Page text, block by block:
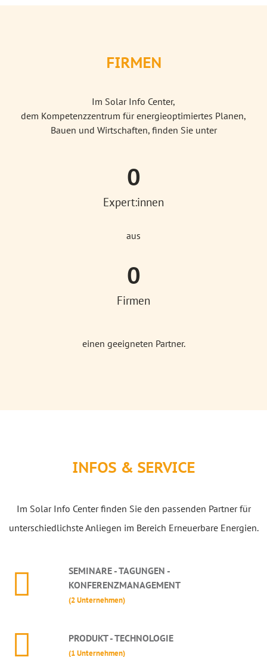
FIRMEN
Im Solar Info Center,
dem Kompetenzzentrum für energieoptimiertes Planen,
Bauen und Wirtschaften, finden Sie unter
Expert:innen
0
aus
Firmen
0
einen geeigneten Partner.
INFOS & SERVICE
Im Solar Info Center finden Sie den passenden Partner für
unterschiedlichste Anliegen im Bereich Erneuerbare Energien.
SEMINARE - TAGUNGEN -
KONFERENZMANAGEMENT
(2 Unternehmen)
PRODUKT - TECHNOLOGIE
(1 Unternehmen)